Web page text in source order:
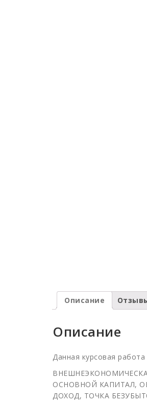
Описание
Описание
Данная курсовая
ОСНОВНОЙ КАПИТАЛ,
ДОХОД, ТОЧКА